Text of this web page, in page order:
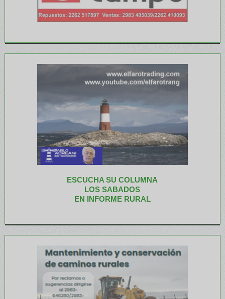
ESCUCHA SU COLUMNA
LOS SABADOS
EN INFORME RURAL